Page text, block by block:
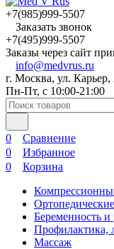
+7(985)999-5507
Заказать звонок
+7(495)999-5507
Заказы через сайт
info@medvrus.ru
г. Москва, ул.
Пн-Пт, с 10:00-21:00
0
Сравнение
0
Избранное
0
Корзина
Беременность
Профилактика,
Массаж